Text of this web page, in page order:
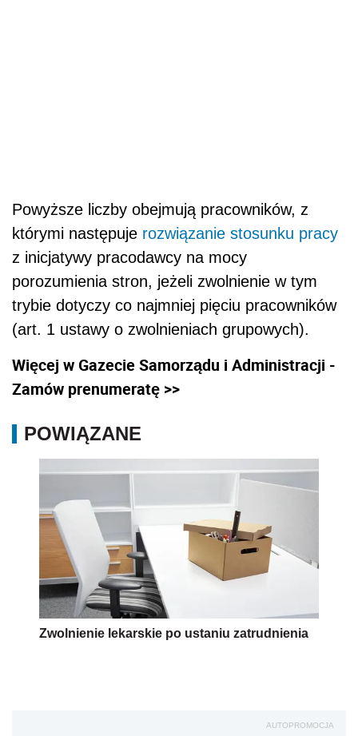
Powyższe liczby obejmują pracowników, z
którymi następuje rozwiązanie stosunku pracy
z inicjatywy pracodawcy na mocy
porozumienia stron, jeżeli zwolnienie w tym
trybie dotyczy co najmniej pięciu pracowników
(art. 1 ustawy o zwolnieniach grupowych).
Więcej w Gazecie Samorządu i Administracji -
Zamów prenumeratę >>
POWIĄZANE
Zwolnienie lekarskie po ustaniu zatrudnienia
AUTOPROMOCJA